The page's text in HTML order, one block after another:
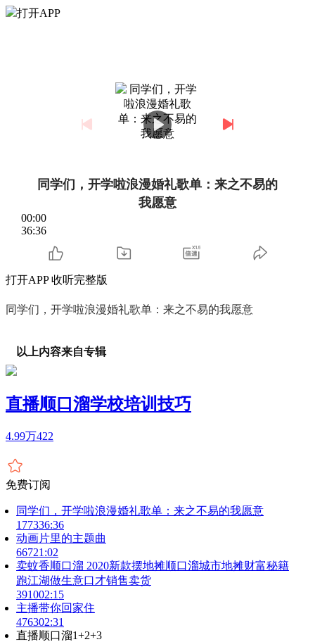
打开APP
同学们，开学啦浪漫婚礼歌单：来之不易的
我愿意
00:00
36:36
打开APP 收听完整版
同学们，开学啦浪漫婚礼歌单：来之不易的我愿意
以上内容来自专辑
直播顺口溜学校培训技巧
4.99万422
免费订阅
同学们，开学啦浪漫婚礼歌单：来之不易的我愿意
177336:36
动画片里的主题曲
66721:02
卖蚊香顺口溜 2020新款摆地摊顺口溜城市地摊财富秘籍
跑江湖做生意口才销售卖货
391002:15
主播带你回家住
476302:31
直播顺口溜1+2+3